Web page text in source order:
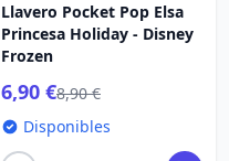
Llavero Pocket Pop Elsa
Princesa Holiday - Disney
Frozen
6,90 €8,90 €
Disponibles